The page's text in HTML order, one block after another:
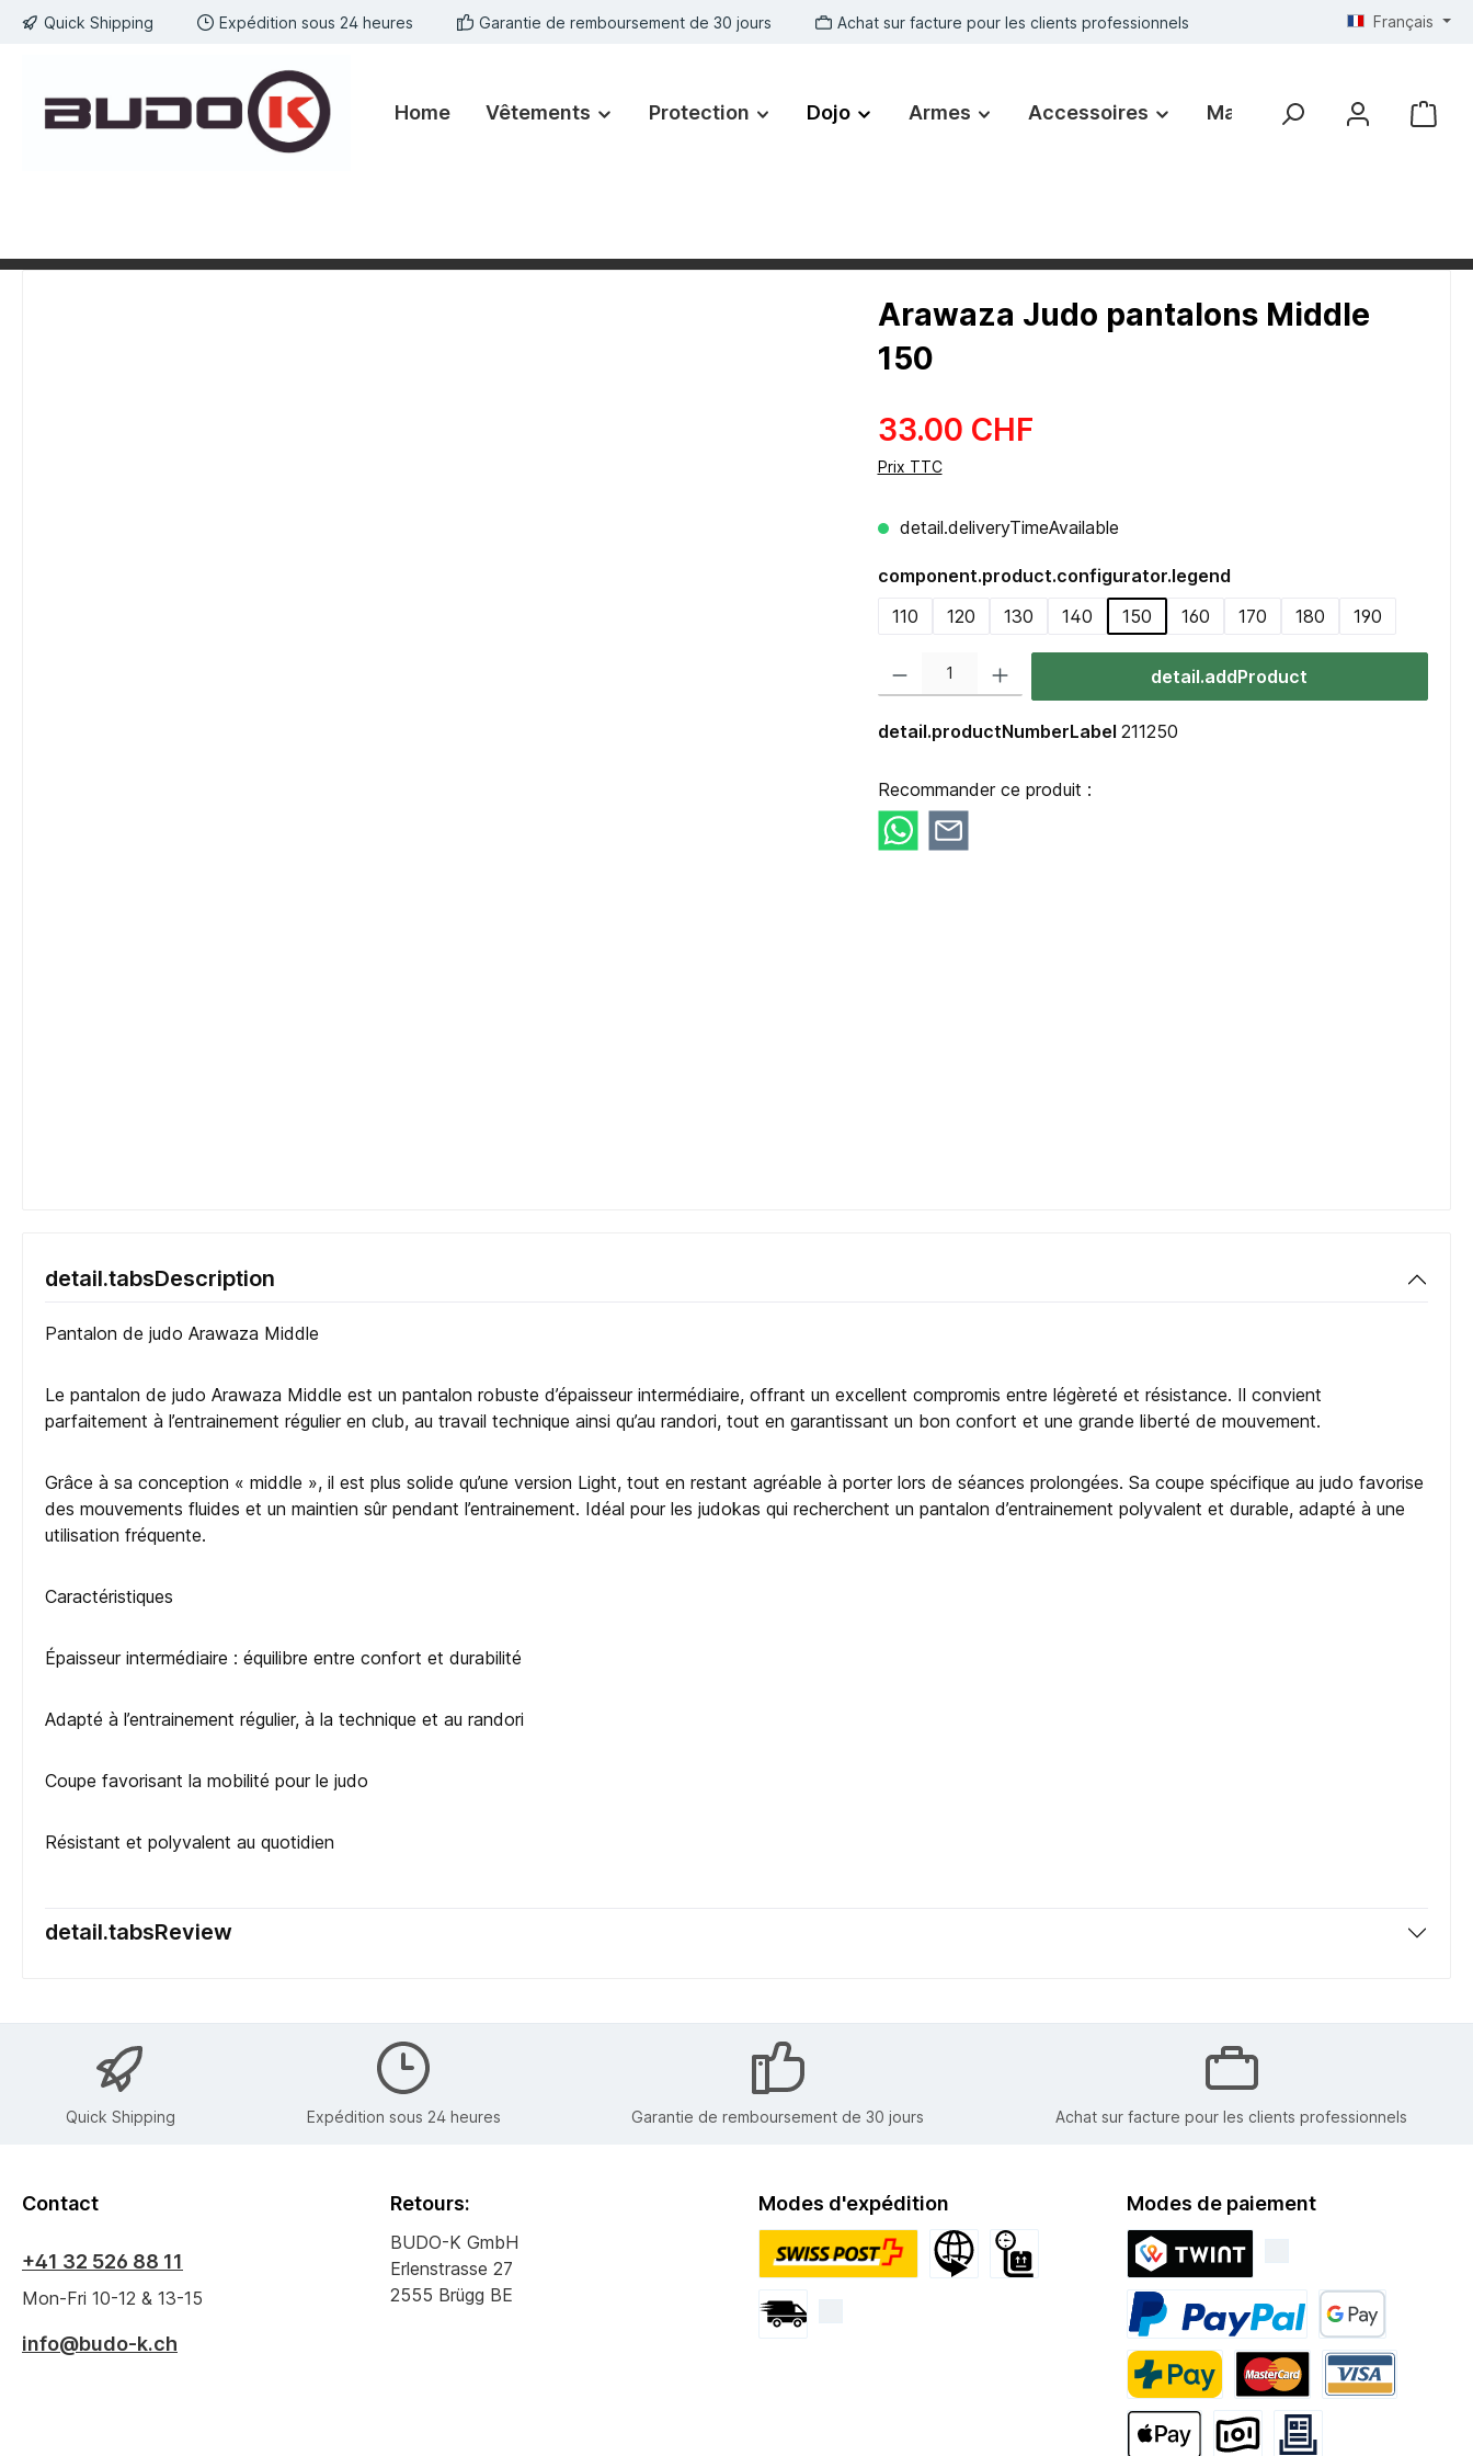
general.skipToNavigation
Quick Shipping Expédition sous 24 heures Garantie de remboursement de 30 jours Achat sur facture pour les clients professionnels Français
Home Vêtements Protection Dojo Armes Accessoires Marques
Arawaza Judo pantalons Middle
150
33.00 CHF
Prix TTC
detail.deliveryTimeAvailable
component.product.configurator.legend
110
120 130 140 150 160 170 180 190
detail.addProduct
detail.productNumberLabel 211250
Recommander ce produit :
detail.tabsDescription
Pantalon de judo Arawaza Middle
Le pantalon de judo Arawaza Middle est un pantalon robuste d’épaisseur intermédiaire, offrant un excellent compromis entre légèreté et résistance. Il convient
parfaitement à l’entrainement régulier en club, au travail technique ainsi qu’au randori, tout en garantissant un bon confort et une grande liberté de mouvement.
Grâce à sa conception « middle », il est plus solide qu’une version Light, tout en restant agréable à porter lors de séances prolongées. Sa coupe spécifique au judo favorise
des mouvements fluides et un maintien sûr pendant l’entrainement. Idéal pour les judokas qui recherchent un pantalon d’entrainement polyvalent et durable, adapté à une
utilisation fréquente.
Caractéristiques
Épaisseur intermédiaire : équilibre entre confort et durabilité
Adapté à l’entrainement régulier, à la technique et au randori
Coupe favorisant la mobilité pour le judo
Résistant et polyvalent au quotidien
detail.tabsReview
Quick Shipping Expédition sous 24 heures Garantie de remboursement de 30 jours Achat sur facture pour les clients professionnels
Contact
+41 32 526 88 11
Mon-Fri 10-12 & 13-15
info@budo-k.ch
Retours:
BUDO-K GmbH
Erlenstrasse 27
2555 Brügg BE
Modes d'expédition Modes de paiement
Twint
PayPal Google Pay
PostFinance PayMastercard